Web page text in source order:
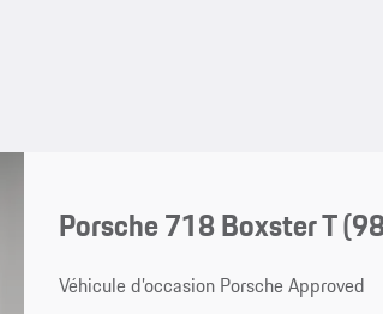
Porsche 718 Boxster T
Véhicule d’occasion Porsche Approved